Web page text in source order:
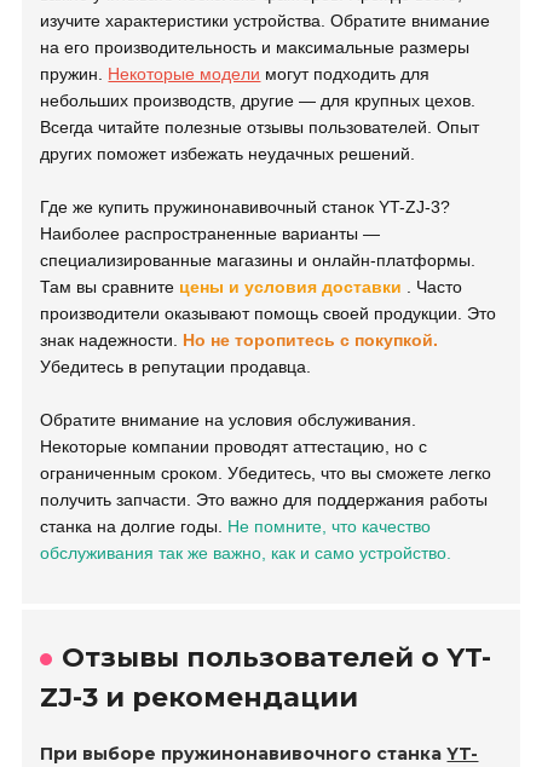
изучите характеристики устройства. Обратите внимание
на его производительность и максимальные размеры
пружин. Некоторые модели могут подходить для
небольших производств, другие — для крупных цехов.
Всегда читайте полезные отзывы пользователей.Опыт
других поможет избежать неудачных решений.
Где же купить пружинонавивочный станок YT-ZJ-3?
Наиболее распространенные варианты —
специализированные магазины и онлайн-платформы.
Там вы сравните цены и условия доставки . Часто
производители оказывают помощь своей продукции. Это
знак надежности. Но не торопитесь с покупкой.
Убедитесь в репутации продавца.
Обратите внимание на условия обслуживания.
Некоторые компании проводят аттестацию, но с
ограниченным сроком. Убедитесь, что вы сможете легко
получить запчасти. Это важно для поддержания работы
станка на долгие годы. Не помните, что качество
обслуживания так же важно, как и само устройство.
Отзывы пользователей о YT-
ZJ-3 и рекомендации
При выборе пружинонавивочного станкаYT-